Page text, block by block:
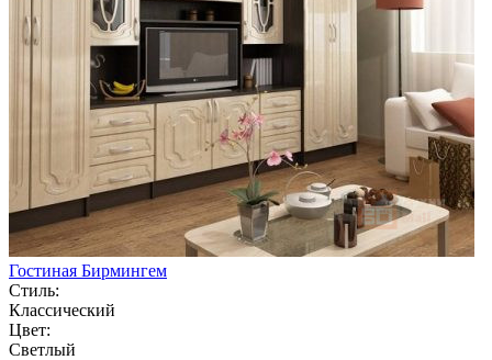
Гостиная Бирмингем
Стиль:
Классический
Цвет:
Светлый